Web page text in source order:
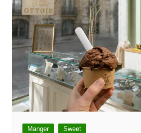
g
a
t
i
o
n
d
e
Manger Sweet